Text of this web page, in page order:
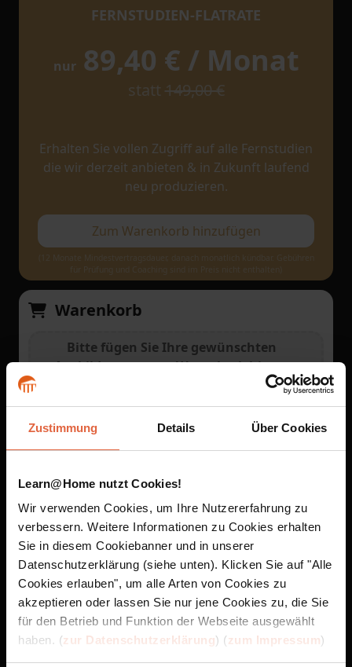
Zustimmung Details Über Cookies
Learn@Home nutzt Cookies!
Wir verwenden Cookies, um Ihre Nutzererfahrung zu
verbessern. Weitere Informationen zu Cookies erhalten
Sie in diesem Cookiebanner und in unserer
Datenschutzerklärung (siehe unten). Klicken Sie auf "Alle
Cookies erlauben", um alle Arten von Cookies zu
akzeptieren oder lassen Sie nur jene Cookies zu, die Sie
für den Betrieb und Funktion der Webseite ausgewählt
haben. (zur Datenschutzerklärung) (zum Impressum)
FERNSTUDIEN-FLATRATE
nur89,40 € / Monat
statt 149,00 €
Erhalten Sie vollen Zugriff auf alle Fernstudien
die wir derzeit anbieten & in Zukunft laufend
neu produzieren.
Zum Warenkorb hinzufügen
Warenkorb
Bitte fügen Sie Ihre gewünschten
Ausbildungen zum Warenkorb hinzu.
Gesamtsumme 0,00 €
Gutscheincode
Unsere Fernstudien sind